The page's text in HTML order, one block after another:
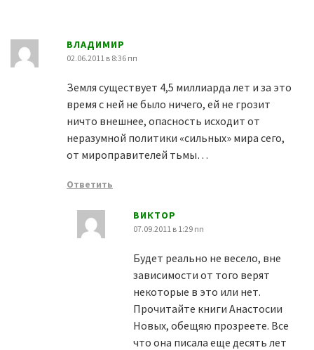
ВЛАДИМИР
02.06.2011 в 8:36 пп
Земля существует 4,5 миллиарда лет и за это
время с ней не было ничего, ей не грозит
ничто внешнее, опасность исходит от
неразумной политики «сильных» мира сего,
от мироправителей тьмы…
Ответить
ВИКТОР
07.09.2011 в 1:29 пп
Будет реально не весело, вне
зависимости от того верят
некоторые в это или нет.
Прочитайте книги Анастосии
Новых, обещяю прозреете. Все
что она писала еще десять лет